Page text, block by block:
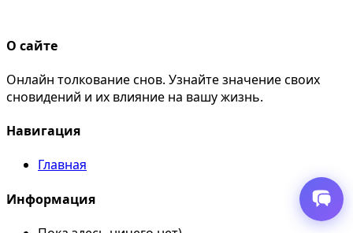
О сайте
Онлайн толкование снов. Узнайте значение своих
сновидений и их влияние на вашу жизнь.
Навигация
Главная
Информация